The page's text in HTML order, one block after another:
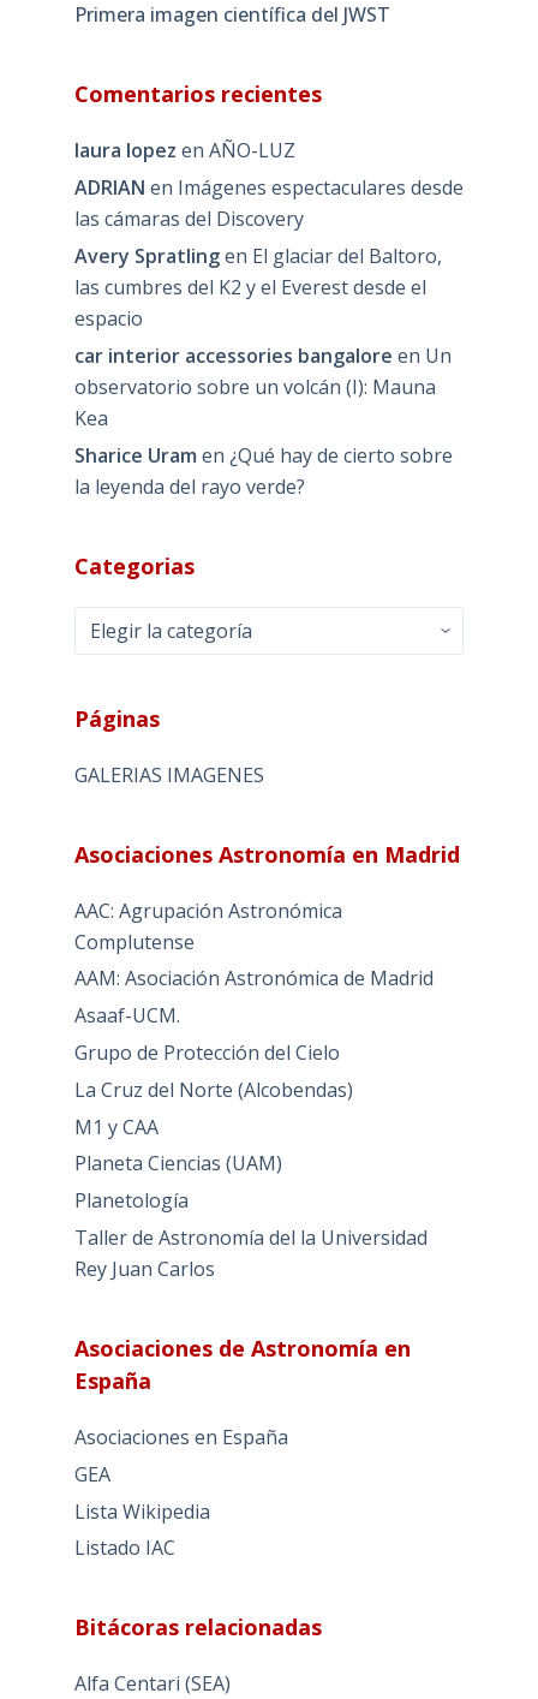
Primera imagen científica del JWST
Comentarios recientes
laura lopez en AÑO-LUZ
ADRIAN en Imágenes espectaculares desde
las cámaras del Discovery
Avery Spratlingen El glaciar del Baltoro,
las cumbres del K2 y el Everest desde el
espacio
car interior accessories bangalore en Un
observatorio sobre un volcán (I): Mauna
Kea
Sharice Uram en ¿Qué hay de cierto sobre
la leyenda del rayo verde?
Categorias
Categorias
Páginas
GALERIAS IMAGENES
Asociaciones Astronomía en Madrid
AAC: Agrupación Astronómica
Complutense
AAM: Asociación Astronómica de Madrid
Asaaf-UCM.
Grupo de Protección del Cielo
La Cruz del Norte (Alcobendas)
M1 y CAA
Planeta Ciencias (UAM)
Planetología
Taller de Astronomía del la Universidad
Rey Juan Carlos
Asociaciones de Astronomía en
España
Asociaciones en España
GEA
Lista Wikipedia
Listado IAC
Bitácoras relacionadas
Alfa Centari (SEA)